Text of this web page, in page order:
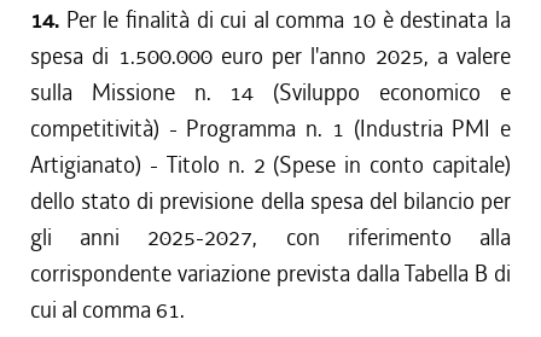
14. Per le finalità di cui al comma 10 è destinata la
spesa di 1.500.000 euro per l'anno 2025, a valere
sulla Missione n. 14 (Sviluppo economico e
competitività) - Programma n. 1 (Industria PMI e
Artigianato) - Titolo n. 2 (Spese in conto capitale)
dello stato di previsione della spesa del bilancio per
gli anni 2025-2027, con riferimento alla
corrispondente variazione prevista dalla Tabella B di
cui al comma 61.